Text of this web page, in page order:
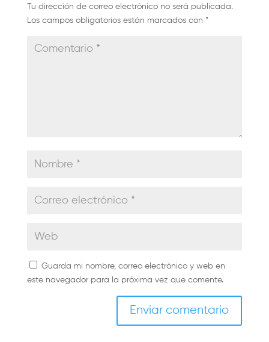
Tu dirección de correo electrónico no será publicada.
Los campos obligatorios están marcados con *
Guarda mi nombre, correo electrónico y web en
este navegador para la próxima vez que comente.